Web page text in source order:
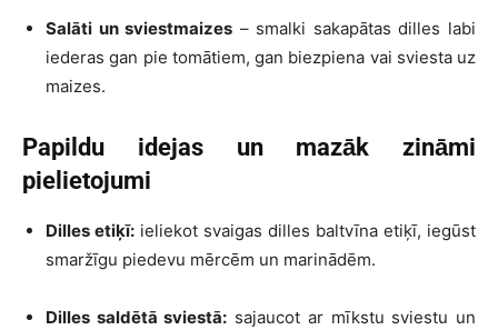
Salāti un sviestmaizes – smalki sakapātas dilles labi
iederas gan pie tomātiem, gan biezpiena vai sviesta uz
maizes.
Papildu idejas un mazāk zināmi
pielietojumi
Dilles etiķī: ieliekot svaigas dilles baltvīna etiķī, iegūst
smaržīgu piedevu mērcēm un marinādēm.
Dilles saldētā sviestā: sajaucot ar mīkstu sviestu un